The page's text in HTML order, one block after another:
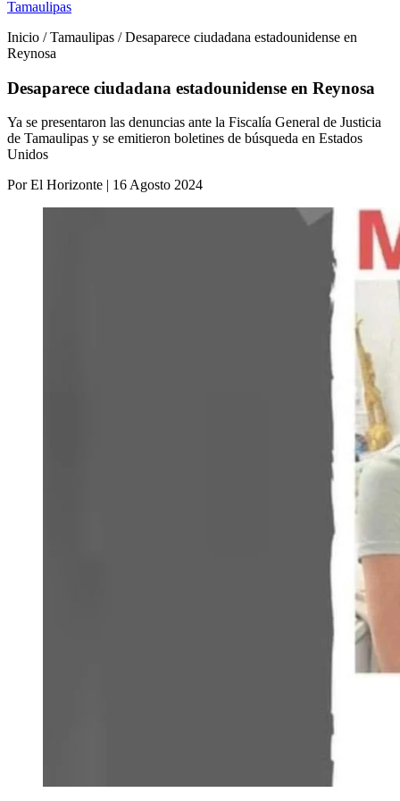
Tamaulipas
Inicio / Tamaulipas / Desaparece ciudadana estadounidense en
Reynosa
Desaparece ciudadana estadounidense en Reynosa
Ya se presentaron las denuncias ante la Fiscalía General de Justicia
de Tamaulipas y se emitieron boletines de búsqueda en Estados
Unidos
Por El Horizonte | 16 Agosto 2024